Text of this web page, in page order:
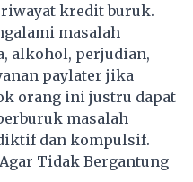
kredit buruk.
masalah
alkohol, perjudian,
paylater jika
orang ini justru dapat
masalah
dan kompulsif.
Tidak Bergantung